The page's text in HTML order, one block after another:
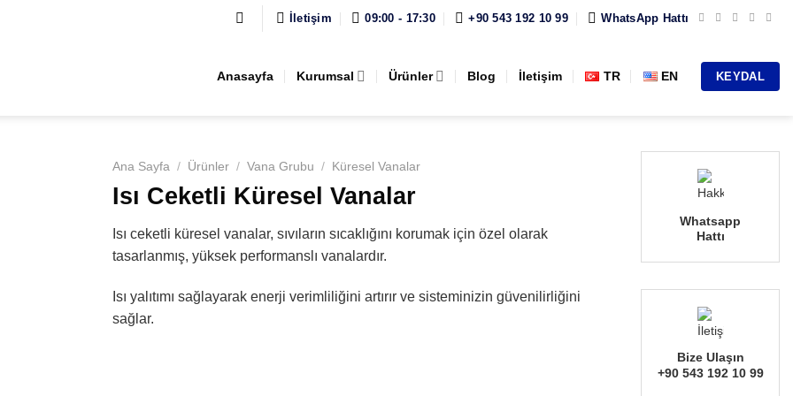
İletişim 09:00 - 17:30 +90 543 192 10 99 WhatsApp Hattı
Anasayfa Kurumsal Ürünler Blog İletişim TR EN KEYDAL
Ana Sayfa / Ürünler / Vana Grubu / Küresel Vanalar
Isı Ceketli Küresel Vanalar
Isı ceketli küresel vanalar, sıvıların sıcaklığını korumak için özel olarak
tasarlanmış, yüksek performanslı vanalardır.
Isı yalıtımı sağlayarak enerji verimliliğini artırır ve sisteminizin güvenilirliğini
sağlar.
Whatsapp
Hattı
Bize Ulaşın
+90 543 192 10 99